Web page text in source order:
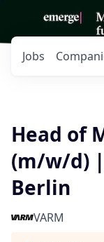
Jobs
Head of
(m/w/d) |
Berlin
VARM